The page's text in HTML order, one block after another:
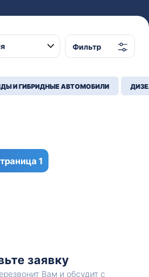
Фильтр
И ГИБРИДНЫЕ АВТОМОБИЛИ
1
заявку
Вам и обсудит с